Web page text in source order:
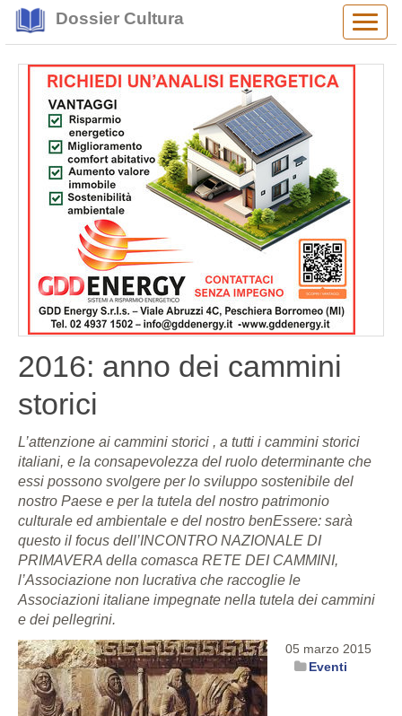
Dossier Cultura
2016: anno dei cammini
storici
L’attenzione ai cammini storici , a tutti i cammini storici
italiani, e la consapevolezza del ruolo determinante che
essi possono svolgere per lo sviluppo sostenibile del
nostro Paese e per la tutela del nostro patrimonio
culturale ed ambientale e del nostro benEssere: sarà
questo il focus dell’INCONTRO NAZIONALE DI
PRIMAVERA della comasca RETE DEI CAMMINI,
l’Associazione non lucrativa che raccoglie le
Associazioni italiane impegnate nella tutela dei cammini
e dei pellegrini.
05 marzo 2015
Eventi